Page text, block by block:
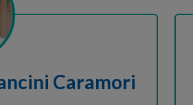
Caramori